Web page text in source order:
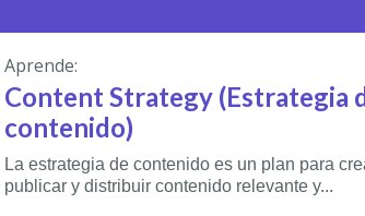
Aprende:
Content Strategy (Estrategia
contenido)
La estrategia de contenido es un plan para
publicar y distribuir contenido relevante y...